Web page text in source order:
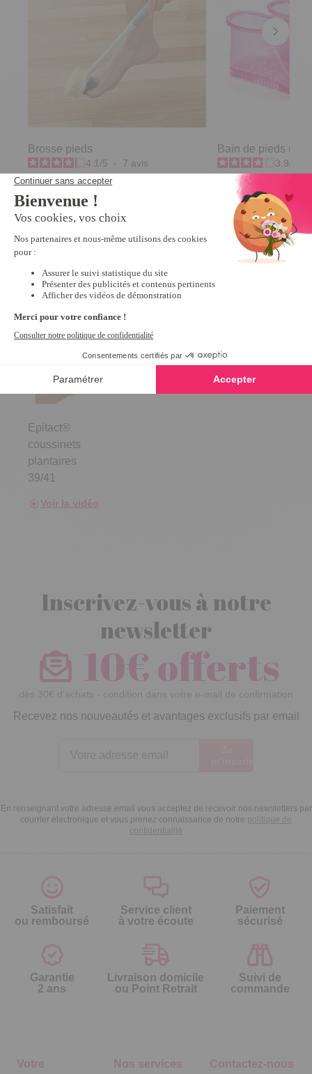
Brosse pieds
4.1 /5 - 7 avis
7,99 €
Bain de pieds rose
3.9
19,99 €
Derniers articles consultés
Epitact®
coussinets
plantaires
39/41
Voir la vidéo
Inscrivez-vous à notre
newsletter
10€ offerts
dès 30€ d’achats - condition dans votre e-mail de confirmation
Recevez nos nouveautés et avantages exclusifs par email
En renseignant votre adresse email vous acceptez de recevoir nos newsletters par
courrier électronique et vous prenez connaissance de notre politique de
confidentialité
Satisfait
ou remboursé
Service client
à votre écoute
Paiement
sécurisé
Garantie
2 ans
Livraison domicile
ou Point Retrait
Suivi de
commande
Votre
Nos services Contactez-nous